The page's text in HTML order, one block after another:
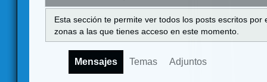
Esta sección te permite ver todos los posts escritos
zonas a las que tienes acceso en este momento.
Mensajes Temas Adjuntos